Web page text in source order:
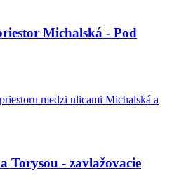
Michalská - Pod
medzi ulicami Michalská a
Torysou - zavlažovacie